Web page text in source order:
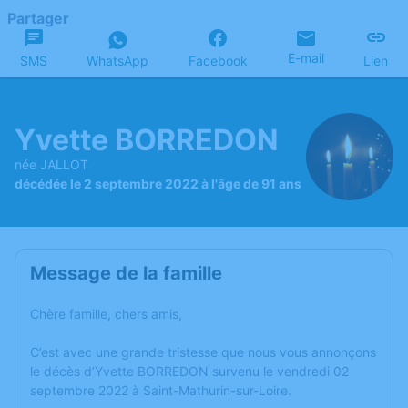
Partager
SMS WhatsApp Facebook E-mail Lien
Yvette BORREDON
née JALLOT
décédée le 2 septembre 2022 à l'âge de 91 ans
Message de la famille
Chère famille, chers amis,
C’est avec une grande tristesse que nous vous annonçons
le décès d’Yvette BORREDON survenu le vendredi 02
septembre 2022 à Saint-Mathurin-sur-Loire.